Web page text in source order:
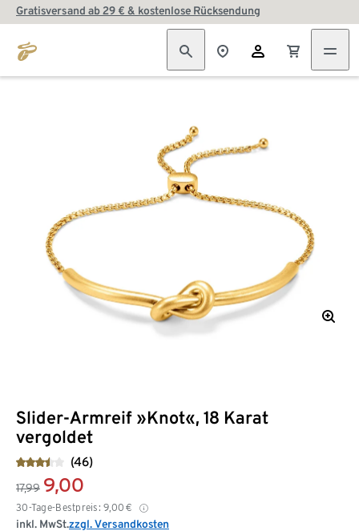
Gratisversand ab 29 € & kostenlose Rücksendung
Slider-Armreif »Knot«, 18 Karat
vergoldet
(46)
17,99 9,00
30-Tage-Bestpreis: 9,00 €
inkl. MwSt.zzgl. Versandkosten